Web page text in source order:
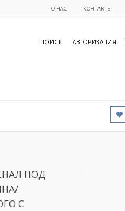
О НАС КОНТАКТЫ
ПОИСК АВТОРИЗАЦИЯ
ПОД
С